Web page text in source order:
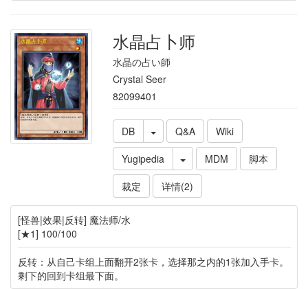
水晶占卜师
水晶の占い師
Crystal Seer
82099401
DB Q&A
Wiki
Yugipedia
MDM
脚本
裁定
详情(2)
[怪兽|效果|反转] 魔法师/水
[★1] 100/100
反转：从自己卡组上面翻开2张卡，选择那之内的1张加入手卡。
剩下的回到卡组最下面。